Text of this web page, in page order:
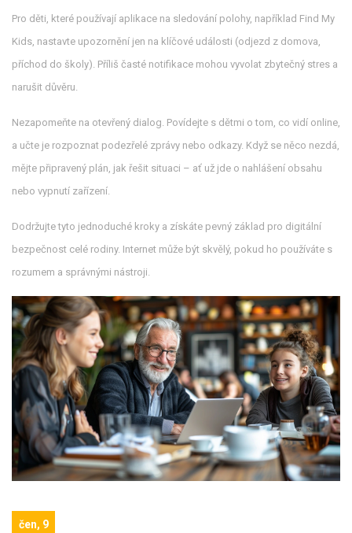
Pro děti, které používají aplikace na sledování polohy, například Find My
Kids, nastavte upozornění jen na klíčové události (odjezd z domova,
příchod do školy). Příliš časté notifikace mohou vyvolat zbytečný stres a
narušit důvěru.
Nezapomeňte na otevřený dialog. Povídejte s dětmi o tom, co vidí online,
a učte je rozpoznat podezřelé zprávy nebo odkazy. Když se něco nezdá,
mějte připravený plán, jak řešit situaci – ať už jde o nahlášení obsahu
nebo vypnutí zařízení.
Dodržujte tyto jednoduché kroky a získáte pevný základ pro digitální
bezpečnost celé rodiny. Internet může být skvělý, pokud ho používáte s
rozumem a správnými nástroji.
čen, 9